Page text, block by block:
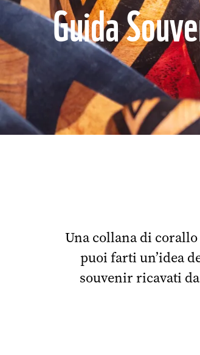
Guida
Una collana di
puoi farti un’idea
souvenir ricavati